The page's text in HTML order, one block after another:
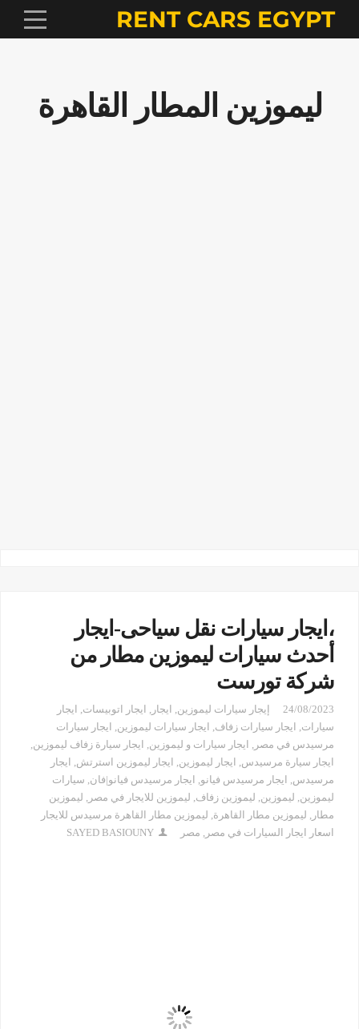
RENT CARS EGYPT
ليموزين المطار القاهرة
،ايجار سيارات نقل سياحى-ايجار
أحدث سيارات ليموزين مطار من
شركة تورست
24/08/2023 إيجار سيارات ليموزين, ايجار , ايجار اتوبيسات, ايجار
سيارات, ايجار سيارات زفاف, ايجار سيارات ليموزين, ايجار سيارات
مرسيدس في مصر , ايجار سيارات و ليموزين, ايجار سيارة زفاف ليموزين,
ايجار سيارة مرسيدس, ايجار ليموزين, ايجار ليموزين استرتش, ايجار
مرسيدس, ايجار مرسيدس فيانو, ايجار مرسيدس فيانو|فان, سيارات
ليموزين, ليموزين, ليموزين زفاف, ليموزين للايجار في مصر , ليموزين
مطار , ليموزين مطار القاهرة, ليموزين مطار القاهرة مرسيدس للايجار
اسعار ايجار السيارات في مصر , مصر SAYED BASIOUNY